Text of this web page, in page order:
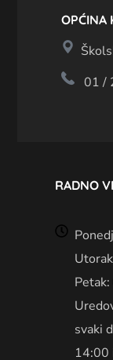
OPĆINA
01 /
RADNO
svaki
14:00